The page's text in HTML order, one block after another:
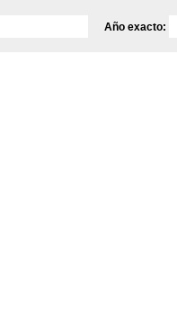
Año exacto: